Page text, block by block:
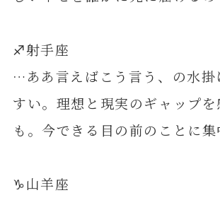
♐️射手座
…ああ言えばこう言う、の水掛
すい。理想と現実のギャップを
も。今できる目の前のことに集
♑️山羊座